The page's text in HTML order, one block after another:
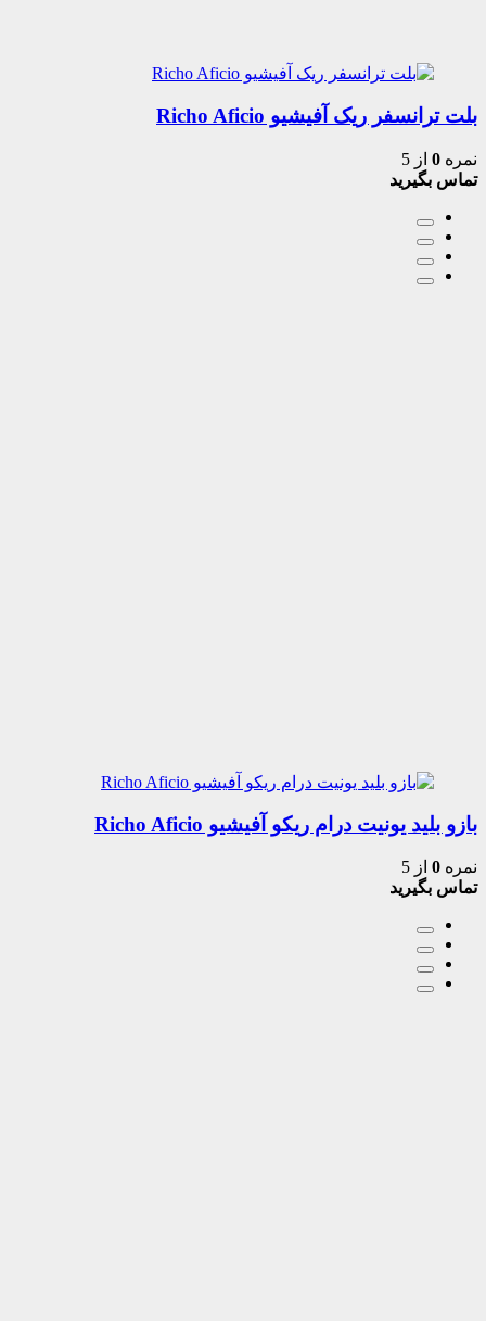
بلت ترانسفر ریک آفیشیو Richo Aficio
نمره 0 از 5
تماس بگیرید
بازو بلید یونیت درام ریکو آفیشیو Richo Aficio
نمره 0 از 5
تماس بگیرید